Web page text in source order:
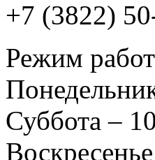
+7 (3822)
Режим
Суббота –